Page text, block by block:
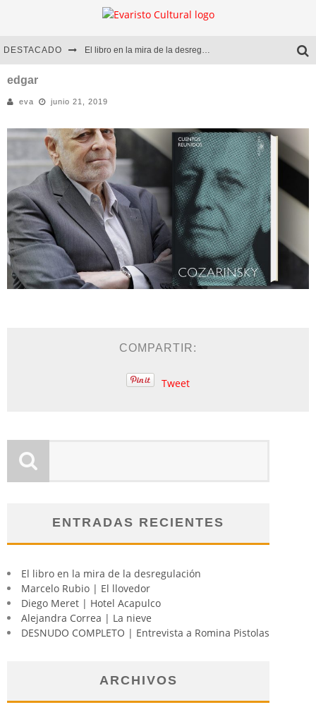
DESTACADO El libro en la mira de la desregulación
Diego Meret | Hotel Acapulco
Alejandra Correa | La nieve
edgar
eva junio 21, 2019
COMPARTIR:
Tweet
ENTRADAS RECIENTES
El libro en la mira de la desregulación
Marcelo Rubio | El llovedor
Diego Meret | Hotel Acapulco
Alejandra Correa | La nieve
DESNUDO COMPLETO | Entrevista a Romina Pistolas
ARCHIVOS